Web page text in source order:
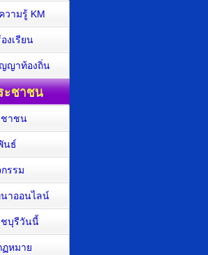
วามรู้ KM
งเรียน
ญาท้องถิ่น
ะชาชน
ชาชน
นธ์
รรม
าออนไลน์
ชบุรีวันนี้
หมาย